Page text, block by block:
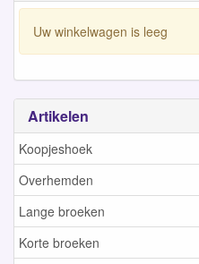
Uw winkelwagen is leeg
Artikelen
Koopjeshoek
Overhemden
Lange broeken
Korte broeken